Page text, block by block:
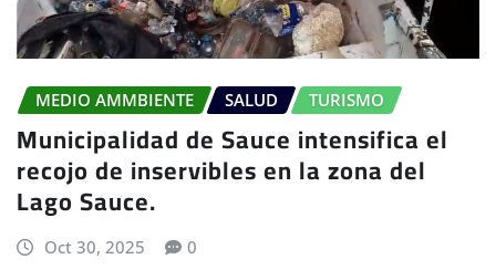
MEDIO AMMBIENTE SALUD TURISMO
Municipalidad de Sauce intensifica el
recojo de inservibles en la zona del
Lago Sauce.
Oct 30, 2025 0